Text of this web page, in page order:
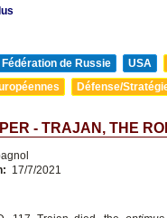
Fédération de Russie USA
Défense/
- TRAJAN, THE
17/7/2021